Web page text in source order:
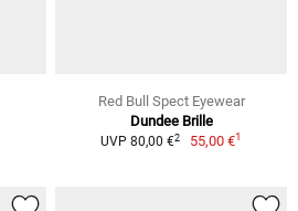
Red Bull Spect Eyewear
Dundee Brille
UVP 80,00 €2 55,00 €1